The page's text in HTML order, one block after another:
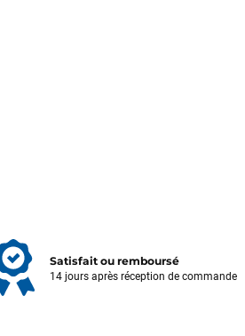
Satisfait ou remboursé
14 jours après réception de commande